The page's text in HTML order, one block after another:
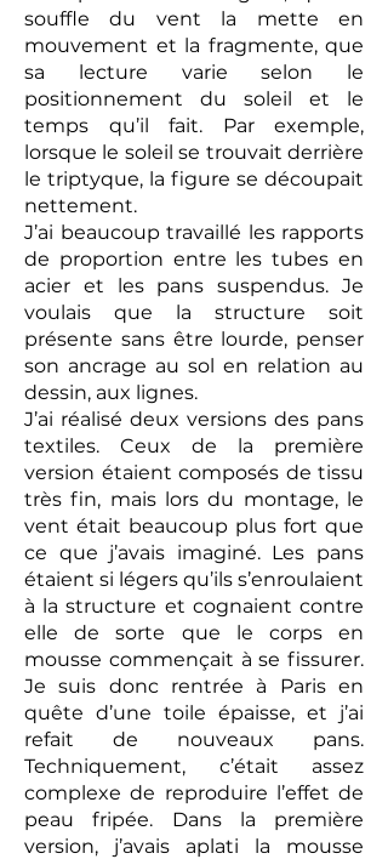
souffle du vent la mette en
mouvement et la fragmente, que
sa lecture varie selon le
positionnement du soleil et le
temps qu’il fait. Par exemple,
lorsque le soleil se trouvait derrière
le triptyque, la figure se découpait
nettement.
J’ai beaucoup travaillé les rapports
de proportion entre les tubes en
acier et les pans suspendus. Je
voulais que la structure soit
présente sans être lourde, penser
son ancrage au sol en relation au
dessin, aux lignes.
J’ai réalisé deux versions des pans
textiles. Ceux de la première
version étaient composés de tissu
très fin, mais lors du montage, le
vent était beaucoup plus fort que
ce que j’avais imaginé. Les pans
étaient si légers qu’ils s’enroulaient
à la structure et cognaient contre
elle de sorte que le corps en
mousse commençait à se fissurer.
Je suis donc rentrée à Paris en
quête d’une toile épaisse, et j’ai
refait de nouveaux pans.
Techniquement, c’était assez
complexe de reproduire l’effet de
peau fripée. Dans la première
version, j’avais aplati la mousse